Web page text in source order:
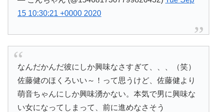
15 10:30:21 +0000 2020
なんだかんだ彼にしか興味なさすぎて、、、（笑）
佐藤健のほくろいい～！って思うけど、佐藤健より
萌音ちゃんにしか興味湧かない。本気で男に興味な
い女になってしまって、前に進めなさそう